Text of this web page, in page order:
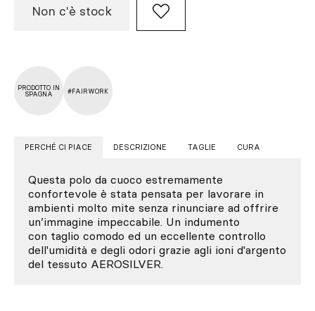
Non c'è stock
PRODOTTO IN
SPAGNA
#FAIRWORK
PERCHÉ CI PIACE DESCRIZIONE TAGLIE CURA
Questa polo da cuoco estremamente
confortevole è stata pensata per lavorare in
ambienti molto mite senza rinunciare ad offrire
un’immagine impeccabile. Un indumento
con taglio comodo ed un eccellente controllo
dell'umidità e degli odori grazie agli ioni d'argento
del tessuto AEROSILVER.